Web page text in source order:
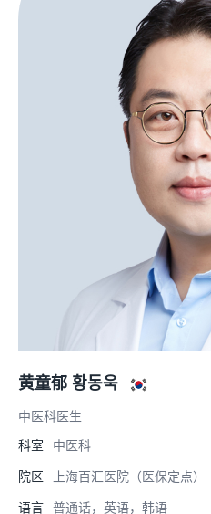
黄童郁 황동욱
中医科医生
科室 中医科
院区
上海百汇医院（医保定点）
语言 普通话，英语，韩语